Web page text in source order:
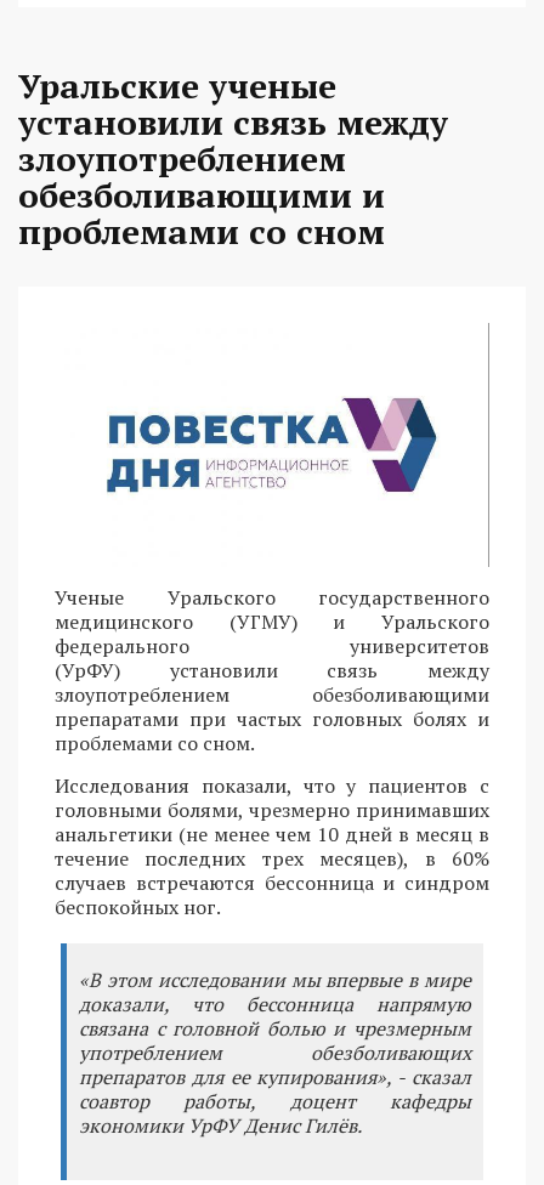
Уральские ученые
установили связь между
злоупотреблением
обезболивающими и
проблемами со сном
Ученые Уральского государственного
медицинского (УГМУ) и Уральского
федерального университетов
(УрФУ) установили связь между
злоупотреблением обезболивающими
препаратами при частых головных болях и
проблемами со сном.
Исследования показали, что у пациентов с
головными болями, чрезмерно принимавших
анальгетики (не менее чем 10 дней в месяц в
течение последних трех месяцев), в 60%
случаев встречаются бессонница и синдром
беспокойных ног.
«В этом исследовании мы впервые в мире
доказали, что бессонница напрямую
связана с головной болью и чрезмерным
употреблением обезболивающих
препаратов для ее купирования», - сказал
соавтор работы, доцент кафедры
экономики УрФУ Денис Гилёв.